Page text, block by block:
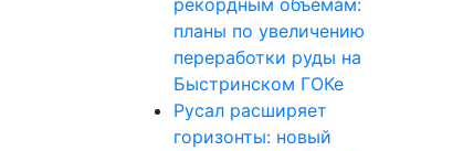
рекордным объемам:
планы по увеличению
переработки руды на
Быстринском ГОКе
Русал расширяет
горизонты: новый